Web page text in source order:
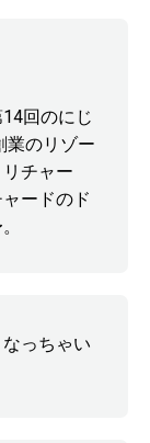
回のにじ
業のリゾー
チャー
ードのド
っちゃい